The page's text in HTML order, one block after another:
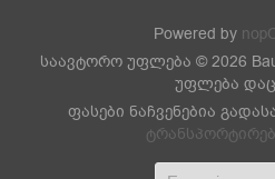
Powered by
საავტორო უფლება © 2026
უფლება
ფასები ნაჩვენებია